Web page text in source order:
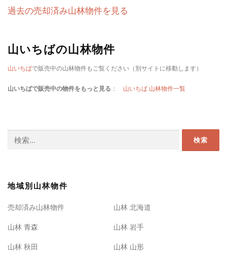
過去の売却済み山林物件を見る
山いちばの山林物件
山いちばで販売中の山林物件もご覧ください（別サイトに移動します）
山いちばで販売中の物件をもっと見る ： 山いちば 山林物件一覧
索:
地域別山林物件
売却済み山林物件 山林 北海道
山林 青森 山林 岩手
山林 秋田 山林 山形